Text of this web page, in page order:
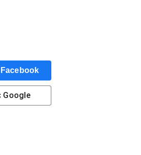
Facebook
Google